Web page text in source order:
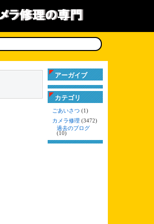
アーガイブ
カテゴリ
ごあいさつ (1)
カメラ修理 (3472)
過去のブログ
(10)